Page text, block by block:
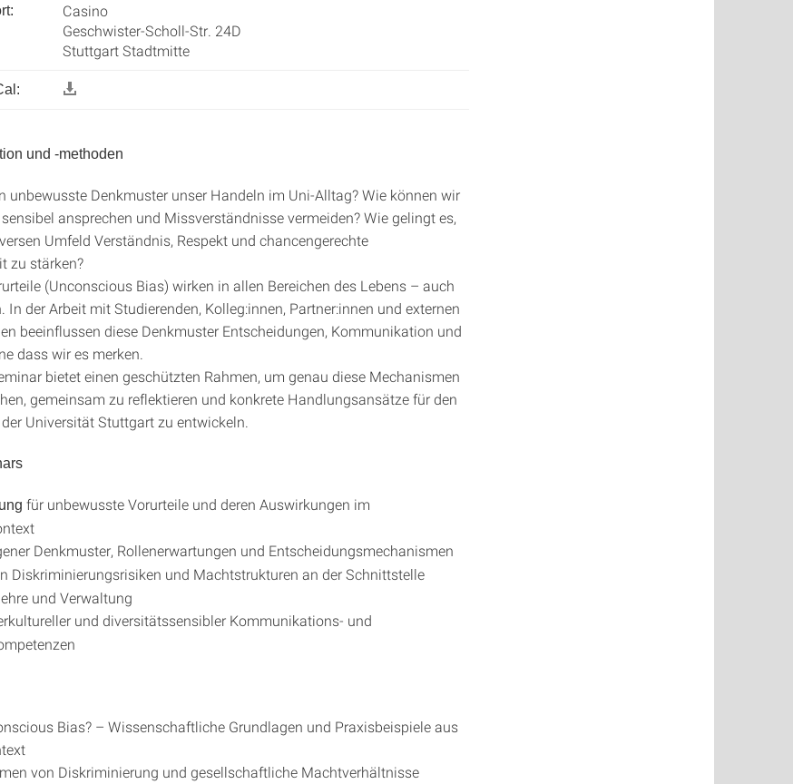
Casino
Geschwister-Scholl-Str. 24D
Stuttgart Stadtmitte
und -methoden
unbewusste Denkmuster unser Handeln im Uni-Alltag? Wie können wir
ansprechen und Missverständnisse vermeiden? Wie gelingt es,
Umfeld Verständnis, Respekt und chancengerechte
zu stärken?
(Unconscious Bias) wirken in allen Bereichen des Lebens – auch
In der Arbeit mit Studierenden, Kolleg:innen, Partner:innen und externen
beeinflussen diese Denkmuster Entscheidungen, Kommunikation und
dass wir es merken.
bietet einen geschützten Rahmen, um genau diese Mechanismen
gemeinsam zu reflektieren und konkrete Handlungsansätze für den
Universität Stuttgart zu entwickeln.
für unbewusste Vorurteile und deren Auswirkungen im
Denkmuster, Rollenerwartungen und Entscheidungsmechanismen
Diskriminierungsrisiken und Machtstrukturen an der Schnittstelle
und Verwaltung
und diversitätssensibler Kommunikations- und
Bias? – Wissenschaftliche Grundlagen und Praxisbeispiele aus
von Diskriminierung und gesellschaftliche Machtverhältnisse